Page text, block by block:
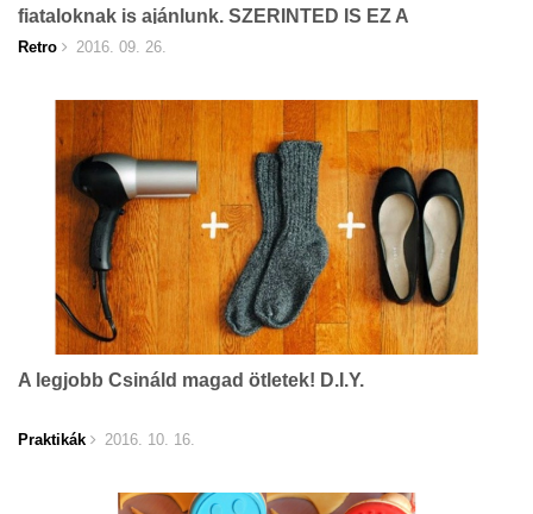
fiataloknak is ajánlunk. SZERINTED IS EZ A
TOPLISTA?
Retro 2016. 09. 26.
A legjobb Csináld magad ötletek! D.I.Y.
Praktikák 2016. 10. 16.